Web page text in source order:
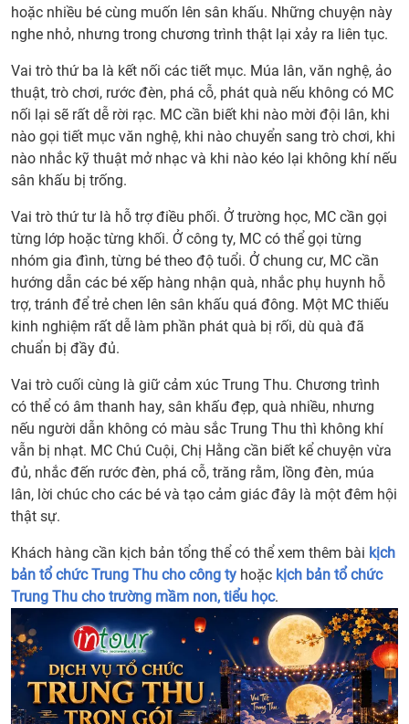
hoặc nhiều bé cùng muốn lên sân khấu. Những chuyện này
nghe nhỏ, nhưng trong chương trình thật lại xảy ra liên tục.
Vai trò thứ ba là kết nối các tiết mục. Múa lân, văn nghệ, ảo
thuật, trò chơi, rước đèn, phá cỗ, phát quà nếu không có MC
nối lại sẽ rất dễ rời rạc. MC cần biết khi nào mời đội lân, khi
nào gọi tiết mục văn nghệ, khi nào chuyển sang trò chơi, khi
nào nhắc kỹ thuật mở nhạc và khi nào kéo lại không khí nếu
sân khấu bị trống.
Vai trò thứ tư là hỗ trợ điều phối. Ở trường học, MC cần gọi
từng lớp hoặc từng khối. Ở công ty, MC có thể gọi từng
nhóm gia đình, từng bé theo độ tuổi. Ở chung cư, MC cần
hướng dẫn các bé xếp hàng nhận quà, nhắc phụ huynh hỗ
trợ, tránh để trẻ chen lên sân khấu quá đông. Một MC thiếu
kinh nghiệm rất dễ làm phần phát quà bị rối, dù quà đã
chuẩn bị đầy đủ.
Vai trò cuối cùng là giữ cảm xúc Trung Thu. Chương trình
có thể có âm thanh hay, sân khấu đẹp, quà nhiều, nhưng
nếu người dẫn không có màu sắc Trung Thu thì không khí
vẫn bị nhạt. MC Chú Cuội, Chị Hằng cần biết kể chuyện vừa
đủ, nhắc đến rước đèn, phá cỗ, trăng rằm, lồng đèn, múa
lân, lời chúc cho các bé và tạo cảm giác đây là một đêm hội
thật sự.
Khách hàng cần kịch bản tổng thể có thể xem thêm bài kịch
bản tổ chức Trung Thu cho công ty hoặc kịch bản tổ chức
Trung Thu cho trường mầm non, tiểu học.